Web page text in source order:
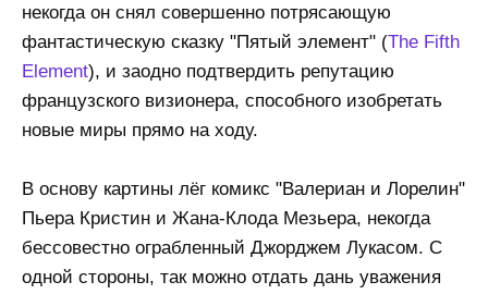
некогда он снял совершенно потрясающую
фантастическую сказку "Пятый элемент" (The Fifth
Element), и заодно подтвердить репутацию
французского визионера, способного изобретать
новые миры прямо на ходу.
В основу картины лёг комикс "Валериан и Лорелин"
Пьера Кристин и Жана-Клода Мезьера, некогда
бессовестно ограбленный Джорджем Лукасом. С
одной стороны, так можно отдать дань уважения